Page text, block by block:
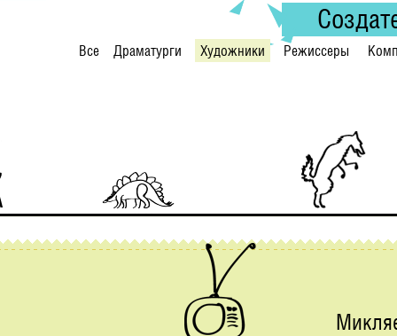
Все Драматурги Художники Режиссеры